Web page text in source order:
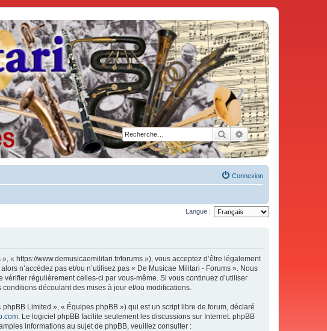
Rechercher
Recherche avancée
Connexion
Langue :
« https://www.demusicaemilitari.fr/forums »), vous acceptez d’être légalement
n’accédez pas et/ou n’utilisez pas « De Musicae Militari - Forums ». Nous
régulièrement celles-ci par vous-même. Si vous continuez d’utiliser
découlant des mises à jour et/ou modifications.
Limited », « Équipes phpBB ») qui est un script libre de forum, déclaré
. Le logiciel phpBB facilite seulement les discussions sur Internet. phpBB
informations au sujet de phpBB, veuillez consulter :